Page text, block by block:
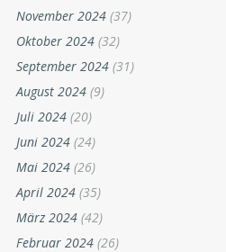
November 2024 (37)
Oktober 2024 (32)
September 2024 (31)
August 2024 (9)
Juli 2024 (20)
Juni 2024 (24)
Mai 2024 (26)
April 2024 (35)
März 2024 (42)
Februar 2024 (26)